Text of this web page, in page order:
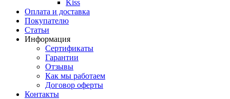
Kiss
Оплата и доставка
Покупателю
Статьи
Информация
Сертификаты
Гарантии
Отзывы
Как мы работаем
Договор оферты
Контакты